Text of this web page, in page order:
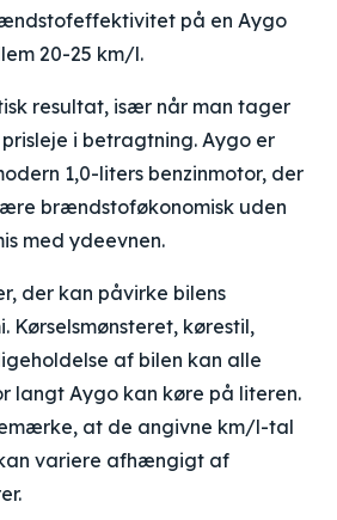
på en Aygo
20-25 km/l.
resultat, især når man tager
i betragtning. Aygo er
1,0-liters benzinmotor, der
brændstoføkonomisk uden
med ydeevnen.
der kan påvirke bilens
Kørselsmønsteret, kørestil,
af bilen kan alle
langt Aygo kan køre på literen.
at de angivne km/l-tal
variere afhængigt af